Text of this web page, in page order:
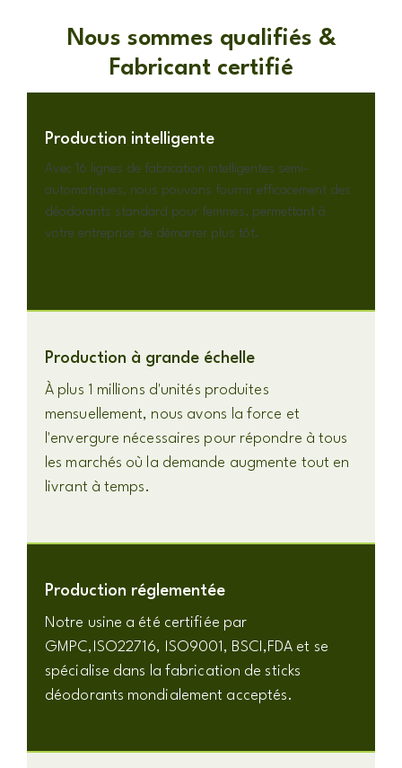
Nous sommes qualifiés &
Fabricant certifié
Production intelligente
Avec 16 lignes de fabrication intelligentes semi-
automatiques, nous pouvons fournir efficacement des
déodorants standard pour femmes, permettant à
votre entreprise de démarrer plus tôt.
Production à grande échelle
À plus 1 millions d'unités produites
mensuellement, nous avons la force et
l'envergure nécessaires pour répondre à tous
les marchés où la demande augmente tout en
livrant à temps.
Production réglementée
Notre usine a été certifiée par
GMPC,ISO22716, ISO9001, BSCI,FDA et se
spécialise dans la fabrication de sticks
déodorants mondialement acceptés.